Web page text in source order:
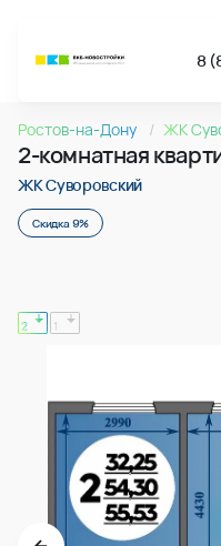
8
Квартира № 165 в ЖК
2-комнатная
2-комнатная квартира
Ростов-на-Дону ЖК
2-комнатная
ЖК Суворовский
Скидка 9%